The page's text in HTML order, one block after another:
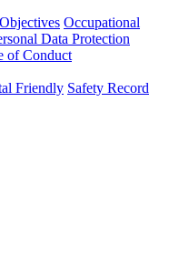
Occupational
Data Protection
of Conduct
Friendly Safety Record